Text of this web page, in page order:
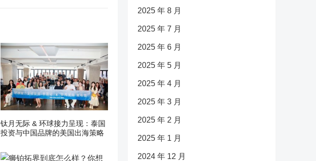
钛月无际 & 环球接力呈现：泰国
投资与中国品牌的美国出海策略
2025 年 8 月
2025 年 7 月
2025 年 6 月
2025 年 5 月
2025 年 4 月
2025 年 3 月
2025 年 2 月
2025 年 1 月
2024 年 12 月